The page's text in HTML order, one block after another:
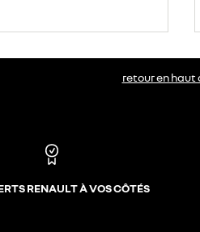
retour en haut
RENAULT À VOS CÔTÉS